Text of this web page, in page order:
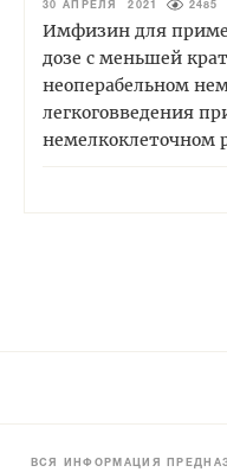
30 АПРЕЛЯ 2021 2485
Имфизин для
дозе с меньшей
неоперабельном
легкоговведения
немелкоклеточном
ВСЯ ИНФОРМАЦИЯ